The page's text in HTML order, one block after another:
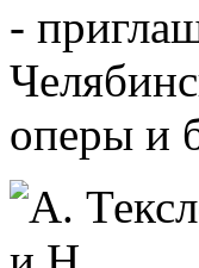
-
оперы и